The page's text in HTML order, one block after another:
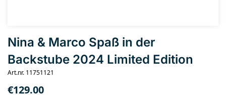
Nina & Marco Spaß in der
Backstube 2024 Limited Edition
Art.nr. 11751121
€129.00